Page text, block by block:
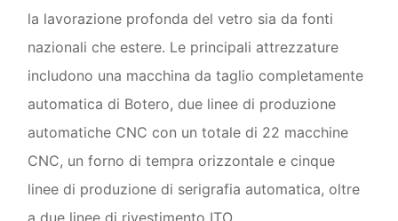
la lavorazione profonda del vetro sia da fonti
nazionali che estere. Le principali attrezzature
includono una macchina da taglio completamente
automatica di Botero, due linee di produzione
automatiche CNC con un totale di 22 macchine
CNC, un forno di tempra orizzontale e cinque
linee di produzione di serigrafia automatica, oltre
a due linee di rivestimento ITO.